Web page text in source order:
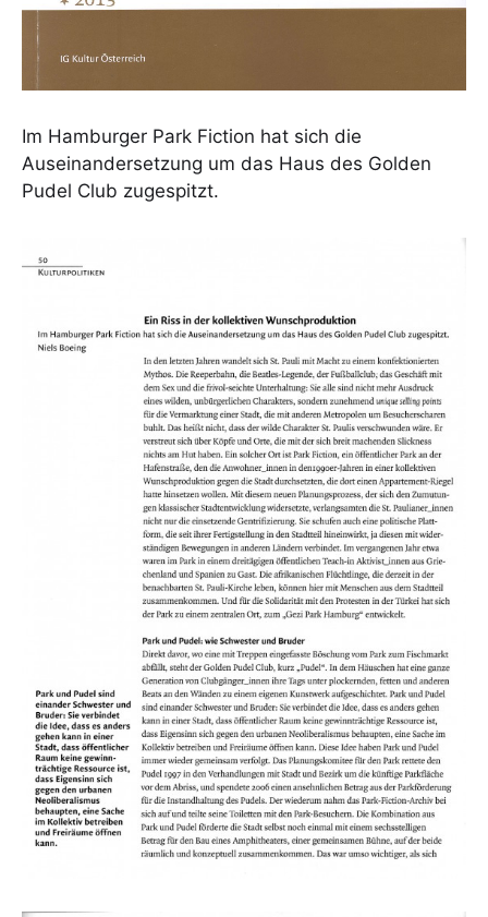
Im Hamburger Park Fiction hat sich die
Auseinandersetzung um das Haus des Golden
Pudel Club zugespitzt.